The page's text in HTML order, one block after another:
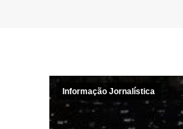
Informação Jornalística